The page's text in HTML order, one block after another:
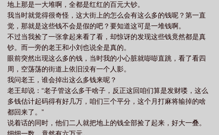
地上那是一大堆啊，全都是红红的百元大钞。
我当时就觉得很奇怪，这大街上的怎么会有这么多的钱呢？第一直
觉，那就是这些钱不会是假的吧？要知道这可是一堆钱啊。
不过当我捡了一张拿起来看了看，却惊讶的发现这些钱竟然都是真
钞。而一旁的老王和小刘也说全是真的。
眼前突然出现这么多的钱，当时我的小心脏就嘭嘭直跳，看了看四
周，空荡荡的街道上依旧没有一个人影。
我问老王，谁会掉出这么多钱来呢？
老王却说：“老子管这么多干啥子，反正这回咱们算是发财喽，这么
多钱估计起码得有好几万，咱们三个平分，这个月打麻将输掉的啥
都回来了。”
说着话的同时，他们二人就把地上的钱全部捡了起来，好大一叠。